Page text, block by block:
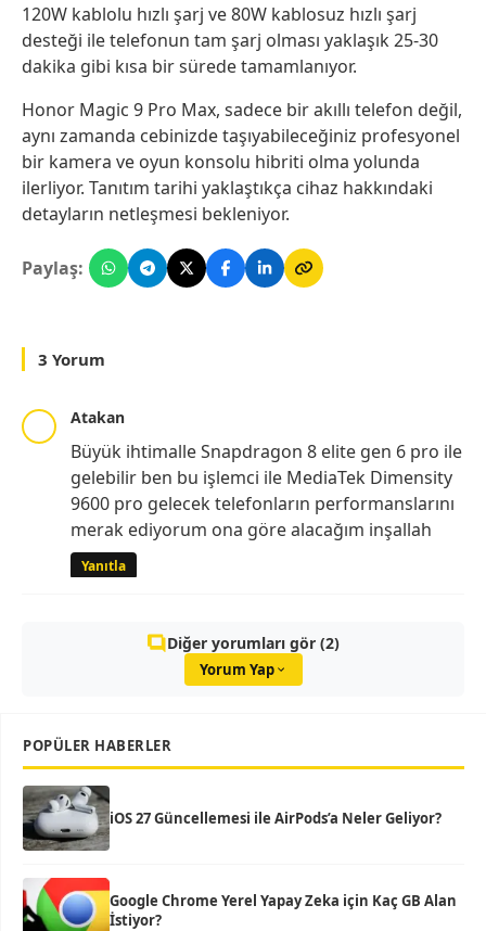
120W kablolu hızlı şarj ve 80W kablosuz hızlı şarj
desteği ile telefonun tam şarj olması yaklaşık 25-30
dakika gibi kısa bir sürede tamamlanıyor.
Honor Magic 9 Pro Max, sadece bir akıllı telefon değil,
aynı zamanda cebinizde taşıyabileceğiniz profesyonel
bir kamera ve oyun konsolu hibriti olma yolunda
ilerliyor. Tanıtım tarihi yaklaştıkça cihaz hakkındaki
detayların netleşmesi bekleniyor.
Paylaş:
3 Yorum
Atakan
Büyük ihtimalle Snapdragon 8 elite gen 6 pro ile
gelebilir ben bu işlemci ile MediaTek Dimensity
9600 pro gelecek telefonların performanslarını
merak ediyorum ona göre alacağım inşallah
Yanıtla
Diğer yorumları gör (2)
Yorum Yap
POPÜLER HABERLER
iOS 27 Güncellemesi ile AirPods’a Neler Geliyor?
Google Chrome Yerel Yapay Zeka için Kaç GB Alan
İstiyor?